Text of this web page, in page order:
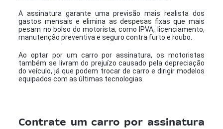
A assinatura garante uma previsão mais realista dos
gastos mensais e elimina as despesas fixas que mais
pesam no bolso do motorista, como IPVA, licenciamento,
manutenção preventiva e seguro contra furto e roubo.
Ao optar por um carro por assinatura, os motoristas
também se livram do prejuízo causado pela depreciação
do veículo, já que podem trocar de carro e dirigir modelos
equipados com as últimas tecnologias.
Contrate um carro por assinatura